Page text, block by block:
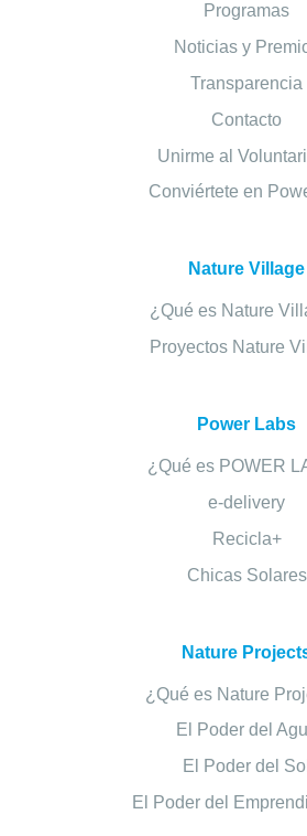
Programas
Noticias y
Transparencia
Contacto
Unirme al
Conviértete en
Nature Village
¿Qué es Nature
Proyectos Nature
Power Labs
¿Qué es POWER
e-delivery
Recicla+
Chicas Solares
Nature
¿Qué es Nature
El Poder del
El Poder del Sol
El Poder del